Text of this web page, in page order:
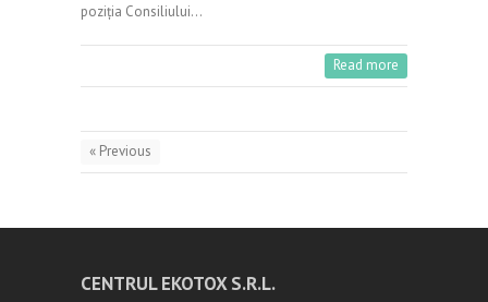
poziția Consiliului…
Read more
« Previous
CENTRUL EKOTOX S.R.L.